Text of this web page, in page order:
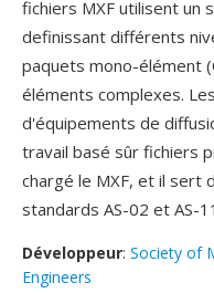
fichiers MXF utilisent un
definissant différents
paquets mono-élément
éléments complexes.
d'équipements de
travail basé sûr fichiers
chargé le MXF, et il sert
standards AS-02 et AS-
Développeur: Society of
Engineers